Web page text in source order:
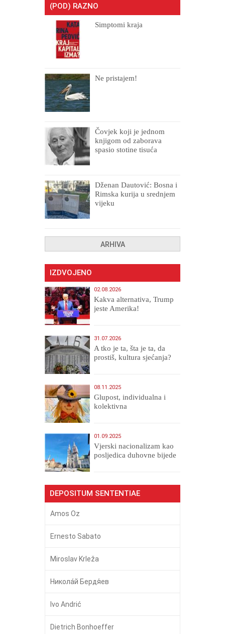
(POD) RAZNO
Simptomi kraja
Ne pristajem!
Čovjek koji je jednom
knjigom od zaborava
spasio stotine tisuća
Dženan Dautović: Bosna i
Rimska kurija u srednjem
vijeku
ARHIVA
IZDVOJENO
02.08.2026
Kakva alternativa, Trump
jeste Amerika!
31.07.2026
A tko je ta, šta je ta, da
prostiš, kultura sjećanja?
08.11.2025
Glupost, individualna i
kolektivna
01.09.2025
​Vjerski nacionalizam kao
posljedica duhovne bijede
DEPOSITUM SENTENTIAE
Amos Oz
Ernesto Sabato
Miroslav Krleža
Никола́й Бердя́ев
Ivo Andrić
Dietrich Bonhoeffer